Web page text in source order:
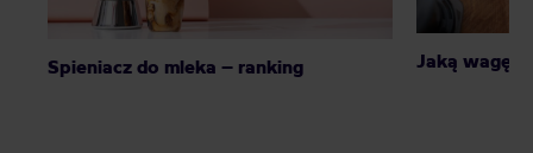
Spieniacz do mleka – ranking Jaką wagę